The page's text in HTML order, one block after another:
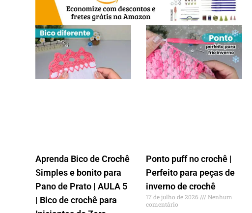
Aprenda Bico de Crochê
Simples e bonito para
Pano de Prato | AULA 5
| Bico de crochê para
Ponto puff no crochê |
Perfeito para peças de
inverno de crochê
17 de julho de 2026
Nenhum
comentário